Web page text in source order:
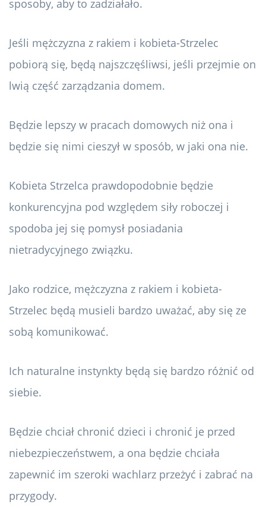
sposoby, aby to zadziałało.
Jeśli mężczyzna z rakiem i kobieta-Strzelec
pobiorą się, będą najszczęśliwsi, jeśli przejmie on
lwią część zarządzania domem.
Będzie lepszy w pracach domowych niż ona i
będzie się nimi cieszył w sposób, w jaki ona nie.
Kobieta Strzelca prawdopodobnie będzie
konkurencyjna pod względem siły roboczej i
spodoba jej się pomysł posiadania
nietradycyjnego związku.
Jako rodzice, mężczyzna z rakiem i kobieta-
Strzelec będą musieli bardzo uważać, aby się ze
sobą komunikować.
Ich naturalne instynkty będą się bardzo różnić od
siebie.
Będzie chciał chronić dzieci i chronić je przed
niebezpieczeństwem, a ona będzie chciała
zapewnić im szeroki wachlarz przeżyć i zabrać na
przygody.